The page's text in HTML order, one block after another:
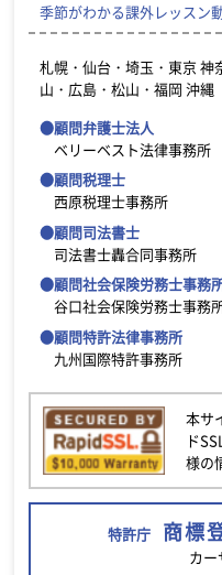
季節がわかる課外レッスン
札幌・仙台・埼玉・東京神
山・広島・松山・福岡 沖縄
●顧問弁護士法人
ベリーベスト法律事務所
●顧問税理士
西原税理士事務所
●顧問司法書士
司法書士轟合同事務所
●顧問社会保険労務士事務
谷口社会保険労務士事務
●顧問特許法律事務所
九州国際特許事務所
本サ
ド
様の
特許庁 商標
カー